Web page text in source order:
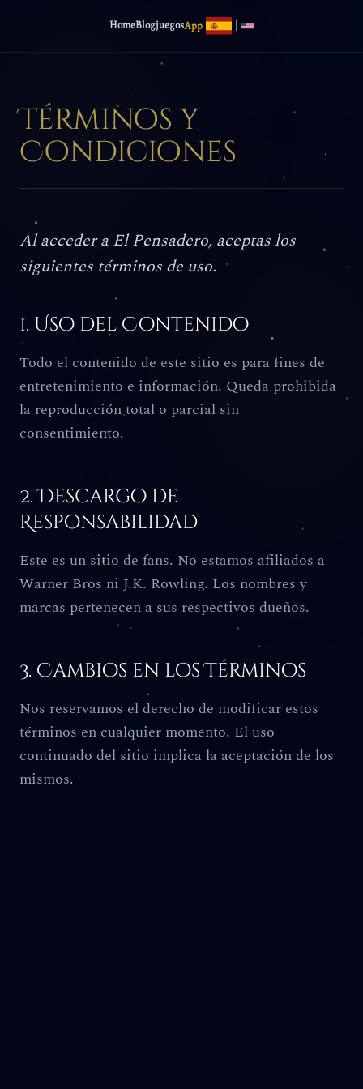
HomeBlogjuegosApp |
Términos y
Condiciones
Al acceder a El Pensadero, aceptas los
siguientes términos de uso.
1. Uso del Contenido
Todo el contenido de este sitio es para fines de
entretenimiento e información. Queda prohibida
la reproducción total o parcial sin
consentimiento.
2. Descargo de
Responsabilidad
Este es un sitio de fans. No estamos afiliados a
Warner Bros ni J.K. Rowling. Los nombres y
marcas pertenecen a sus respectivos dueños.
3. Cambios en los Términos
Nos reservamos el derecho de modificar estos
términos en cualquier momento. El uso
continuado del sitio implica la aceptación de los
mismos.